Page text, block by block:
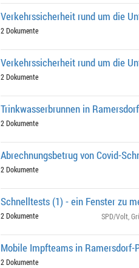
Verkehrssicherheit rund um die
2 Dokumente
Verkehrssicherheit rund um die
2 Dokumente
Trinkwasserbrunnen in
2 Dokumente
Abrechnungsbetrug von Covid-
2 Dokumente
Schnelltests (1) - ein Fenster zu
2 Dokumente SPD/Volt,
Mobile Impfteams in Ramersdorf-
2 Dokumente